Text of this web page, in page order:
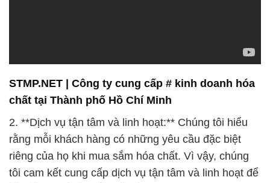
STMP.NET | Công ty cung cấp # kinh doanh hóa
chất tại Thành phố Hồ Chí Minh
2. **Dịch vụ tận tâm và linh hoạt:** Chúng tôi hiểu
rằng mỗi khách hàng có những yêu cầu đặc biệt
riêng của họ khi mua sắm hóa chất. Vì vậy, chúng
tôi cam kết cung cấp dịch vụ tận tâm và linh hoạt để